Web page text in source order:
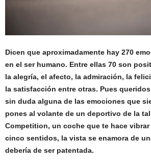
Dicen que aproximadamente hay 270
en el ser humano. Entre ellas 70 son
la alegría, el afecto, la admiración, la
la satisfacción entre otras. Pues
sin duda alguna de las emociones que
pones al volante de un deportivo de la
Competition, un coche que te hace
cinco sentidos, la vista se enamora de
debería de ser patentada.